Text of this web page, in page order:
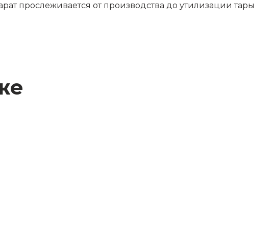
прослеживается от производства до утилизации тары